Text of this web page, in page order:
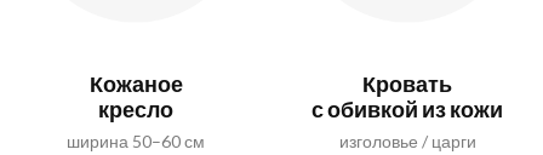
Кожаное
кресло
ширина 50–60 см
Кровать
с обивкой из кожи
изголовье / царги